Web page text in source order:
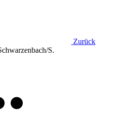
Zurück
S.